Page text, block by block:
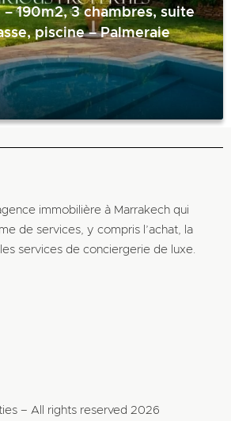
190m2, 3 chambres, suite
piscine – Palmeraie
immobilière à Marrakech qui
de services, y compris l’achat, la
services de conciergerie de luxe.
– All rights reserved 2026